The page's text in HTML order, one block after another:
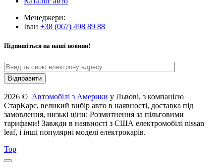
Менеджери:
Іван +38 (067) 498 89 88
Підпишіться на наші новини!
2026 © Автомобілі з Америки у Львові, з компанією
СтарКарс, великий вибір авто в наявності, доставка під
замовлення, низькі ціни: Розмитнення за пільговими
тарифами! Завжди в наявності з США електромобілі nissan
leaf, і інші популярні моделі електрокарів.
Top